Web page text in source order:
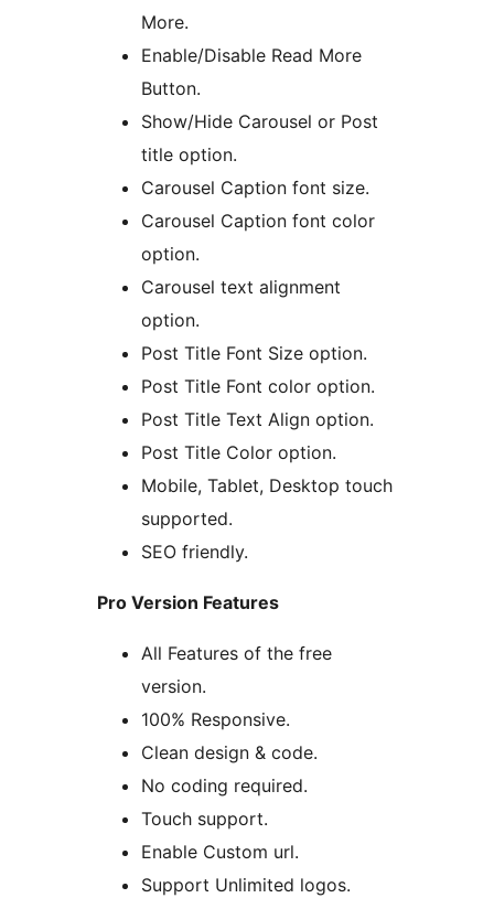
More.
Enable/Disable Read More
Button.
Show/Hide Carousel or Post
title option.
Carousel Caption font size.
Carousel Caption font color
option.
Carousel text alignment
option.
Post Title Font Size option.
Post Title Font color option.
Post Title Text Align option.
Post Title Color option.
Mobile, Tablet, Desktop touch
supported.
SEO friendly.
Pro Version Features
All Features of the free
version.
100% Responsive.
Clean design & code.
No coding required.
Touch support.
Enable Custom url.
Support Unlimited logos.